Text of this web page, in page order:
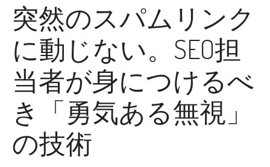
突然のスパムリンク
に動じない。SEO担
当者が身につけるべ
き「勇気ある無視」
の技術